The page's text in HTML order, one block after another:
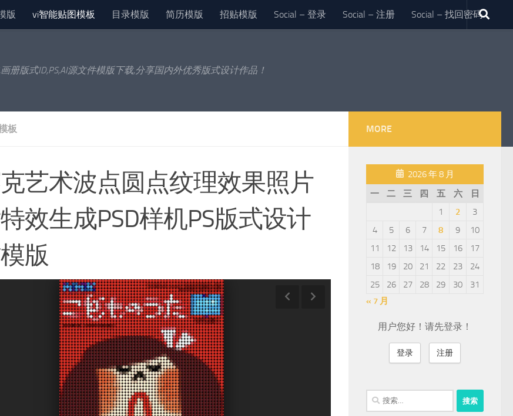
版 vi智能贴图模板 目录模版 简历模版 招贴模版 Social – 登录 Social – 注册 Social – 找回密码
册版式ID,PS,AI源文件模版下载,分享国内外优秀版式设计作品！
板
艺术波点圆点纹理效果照片
效生成PSD样机PS版式设计
版
MORE
2026 年 8 月
一
二 三 四 五 六
日
1
2
3
4
5 6 7 8 9
10
11
12 13 14 15 16
17
18
19 20 21 22 23
24
25
26 27 28 29 30
31
« 7 月
用户您好！请先登录！
登录 注册
搜
索：